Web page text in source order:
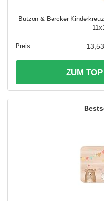
Butzon & Bercker
ZUM